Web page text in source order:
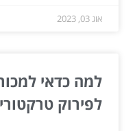
אוג 03, 2023
למה כדאי
לפירוק